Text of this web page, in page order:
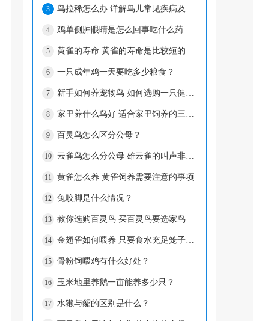
3 鸟拉稀怎么办 详解鸟儿常见疾病及防治方法
4 鸡单侧肿眼睛是怎么回事吃什么药
5 黄雀的寿命 黄雀的寿命是比较短的在5-11年
6 一只成年鸡一天要吃多少粮食？
7 新手如何养宠物鸟 如何选购一只健康的宠物鸟
8 家里养什么鸟好 适合家里饲养的三种鸟类
9 百灵鸟怎么区分公母？
10 云雀鸟怎么分公母 雄云雀的叫声非常响亮
11 黄雀怎么养 黄雀饲养需要注意的事项
12 兔咬脚是什么情况？
13 教你选购百灵鸟 买百灵鸟要选家鸟
14 金翅雀如何喂养 只要食水充足笼子卫生搞好就行
15 骨粉饲喂鸡有什么好处？
16 玉米地里养鹅一亩能养多少只？
17 水獭与貂的区别是什么？